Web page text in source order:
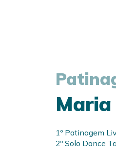
1º Patinagem
2º Solo Dance